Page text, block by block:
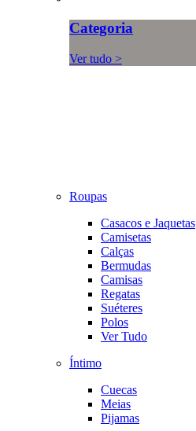
Categoria
Ver tudo >
Roupas
Casacos e Jaquetas
Camisetas
Calças
Bermudas
Camisas
Regatas
Suéteres
Polos
Ver Tudo
Íntimo
Cuecas
Meias
Pijamas